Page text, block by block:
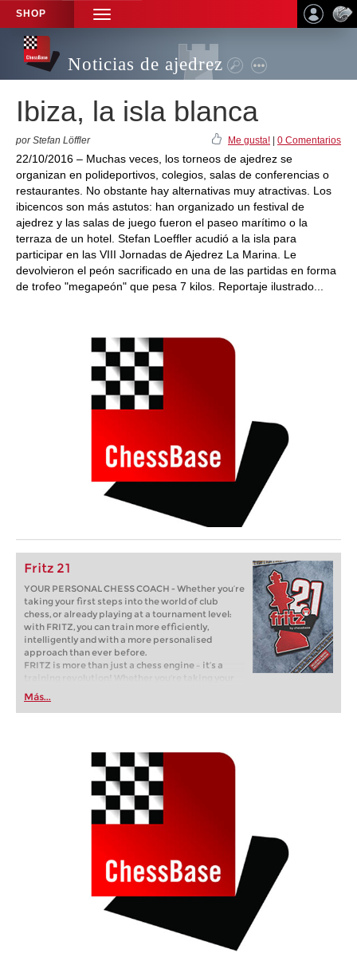
SHOP
TOGGLE
NAVIGATION
Noticias de ajedrez
Ibiza, la isla blanca
por Stefan Löffler Me gusta! 0 Comentarios
22/10/2016 – Muchas veces, los torneos de ajedrez se
organizan en polideportivos, colegios, salas de conferencias o
restaurantes. No obstante hay alternativas muy atractivas. Los
ibicencos son más astutos: han organizado un festival de
ajedrez y las salas de juego fueron el paseo marítimo o la
terraza de un hotel. Stefan Loeffler acudió a la isla para
participar en las VIII Jornadas de Ajedrez La Marina. Le
devolvieron el peón sacrificado en una de las partidas en forma
de trofeo "megapeón" que pesa 7 kilos. Reportaje ilustrado...
Fritz 21
YOUR PERSONAL CHESS COACH - Whether you’re
taking your first steps into the world of club
chess, or already playing at a tournament level:
with FRITZ, you can train more efficiently,
intelligently and with a more personalised
approach than ever before.
FRITZ is more than just a chess engine – it’s a
training revolution! Whether you’re taking your
first steps into the world of club chess, or already
playing at a tournament level: with FRITZ, you can
train more efficiently, intelligently and with a
Más...